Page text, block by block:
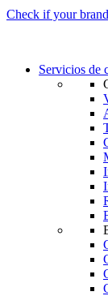
Check if your
Servicios de